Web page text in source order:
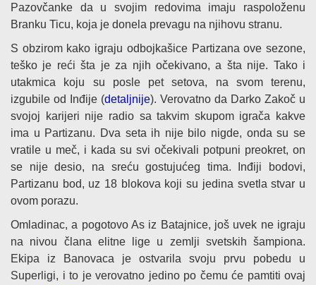
Pazovčanke da u svojim redovima imaju raspoloženu
Branku Ticu, koja je donela prevagu na njihovu stranu.
S obzirom kako igraju odbojkašice Partizana ove sezone,
teško je reći šta je za njih očekivano, a šta nije. Tako i
utakmica koju su posle pet setova, na svom terenu,
izgubile od Inđije (detaljnije). Verovatno da Darko Zakoč u
svojoj karijeri nije radio sa takvim skupom igrača kakve
ima u Partizanu. Dva seta ih nije bilo nigde, onda su se
vratile u meč, i kada su svi očekivali potpuni preokret, on
se nije desio, na sreću gostujućeg tima. Inđiji bodovi,
Partizanu bod, uz 18 blokova koji su jedina svetla stvar u
ovom porazu.
Omladinac, a pogotovo As iz Batajnice, još uvek ne igraju
na nivou člana elitne lige u zemlji svetskih šampiona.
Ekipa iz Banovaca je ostvarila svoju prvu pobedu u
Superligi, i to je verovatno jedino po čemu će pamtiti ovaj